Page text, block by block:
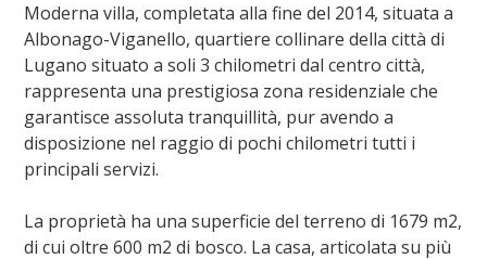
Moderna villa, completata alla fine del 2014, situata a
Albonago-Viganello, quartiere collinare della città di
Lugano situato a soli 3 chilometri dal centro città,
rappresenta una prestigiosa zona residenziale che
garantisce assoluta tranquillità, pur avendo a
disposizione nel raggio di pochi chilometri tutti i
principali servizi.
La proprietà ha una superficie del terreno di 1679 m2,
di cui oltre 600 m2 di bosco. La casa, articolata su più